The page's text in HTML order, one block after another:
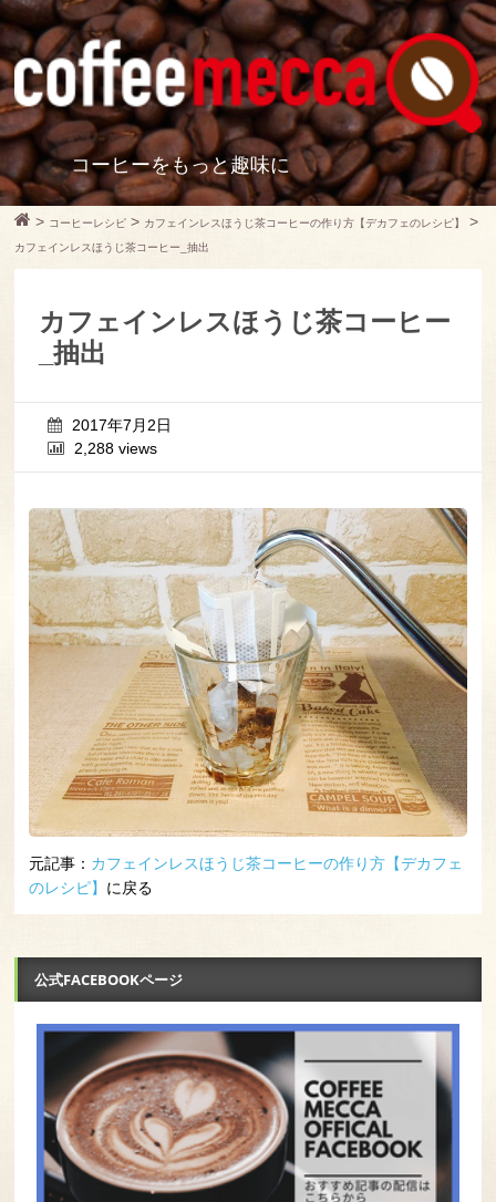
コーヒーをもっと趣味に
> コーヒーレシピ > カフェインレスほうじ茶コーヒーの作り方【デカフェのレシピ】 >
カフェインレスほうじ茶コーヒー_抽出
カフェインレスほうじ茶コーヒー
_抽出
2017年7月2日
2,288 views
元記事： カフェインレスほうじ茶コーヒーの作り方【デカフェ
のレシピ】 に戻る
公式FACEBOOKページ